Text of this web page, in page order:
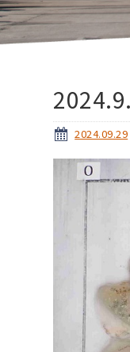
2024.09.29